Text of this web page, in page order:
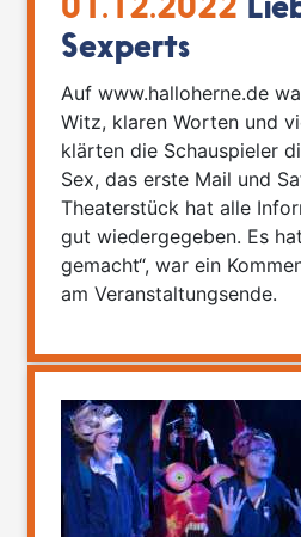
01.12.2022
Sexperts
Auf www.halloherne.de
Witz, klaren Worten und
klärten die Schauspieler
Sex, das erste Mail und
Theaterstück hat alle
gut wiedergegeben. Es
gemacht“, war ein
am Veranstaltungsende.